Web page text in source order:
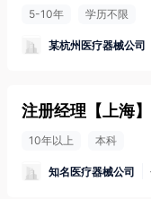
5-10年 学历不限
某杭州医疗器械公司
注册经理 【 上海】
10年以上 本科
知名医疗器械公司